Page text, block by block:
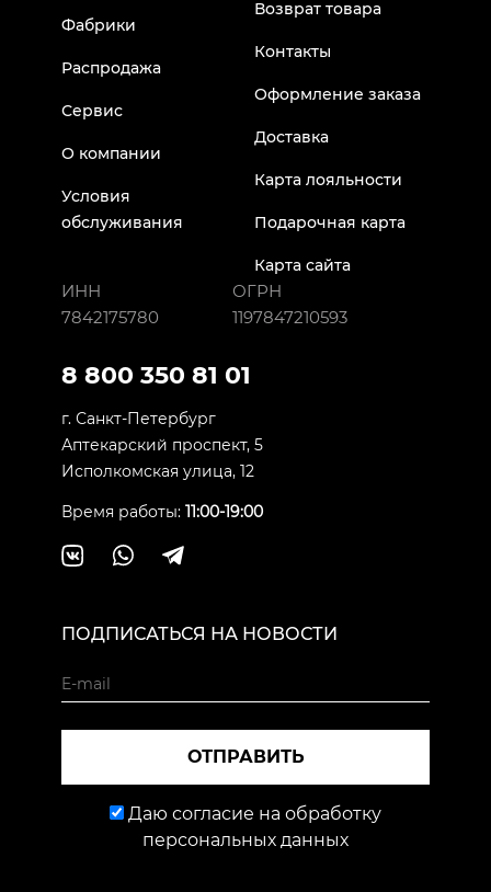
Фабрики
Распродажа
Сервис
О компании
Условия
обслуживания
Возврат товара
Контакты
Оформление заказа
Доставка
Карта лояльности
Подарочная карта
Карта сайта
ИНН
7842175780
ОГРН
1197847210593
8 800 350 81 01
г. Санкт-Петербург
Аптекарский проспект, 5
Исполкомская улица, 12
Время работы: 11:00-19:00
ПОДПИСАТЬСЯ НА НОВОСТИ
ОТПРАВИТЬ
Даю согласие на обработку
персональных данных